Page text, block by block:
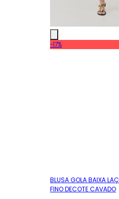
-17%
BLUSA GOLA BAIXA
FINO DECOTE CAVADO